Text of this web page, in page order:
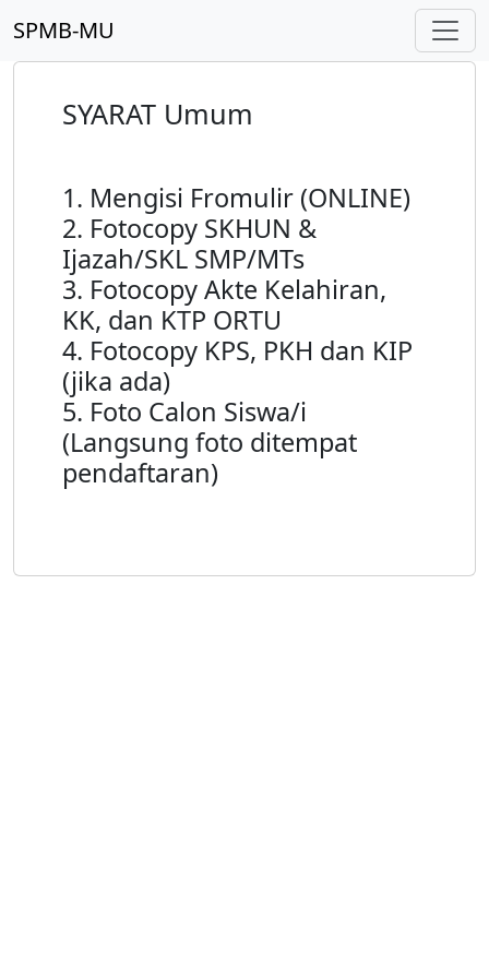
SPMB-MU
SYARAT Umum
1. Mengisi Fromulir (ONLINE)
2. Fotocopy SKHUN &
Ijazah/SKL SMP/MTs
3. Fotocopy Akte Kelahiran,
KK, dan KTP ORTU
4. Fotocopy KPS, PKH dan KIP
(jika ada)
5. Foto Calon Siswa/i
(Langsung foto ditempat
pendaftaran)